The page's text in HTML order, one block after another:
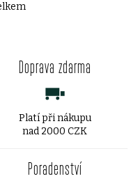
Doprava zdarma
Platí při nákupu
nad 2000 CZK
Poradenství